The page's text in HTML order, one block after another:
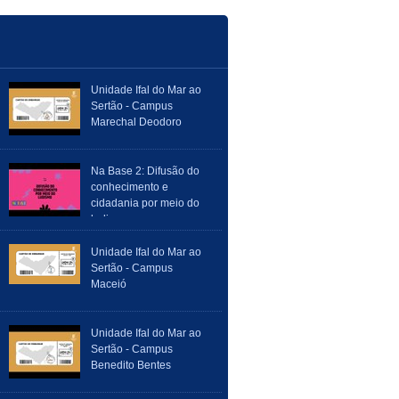
Unidade Ifal do Mar ao
Sertão - Campus
Marechal Deodoro
Na Base 2: Difusão do
conhecimento e
cidadania por meio do
ludismo
Unidade Ifal do Mar ao
Sertão - Campus
Maceió
Unidade Ifal do Mar ao
Sertão - Campus
Benedito Bentes